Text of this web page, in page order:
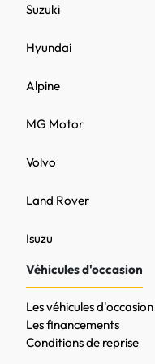
MG Motor
Volvo
Hyundai
Land Rover
Alpine
Isuzu
Suzuki
Véhicules d'occasion
Les véhicules d'occasion
Les financements
Conditions de reprise